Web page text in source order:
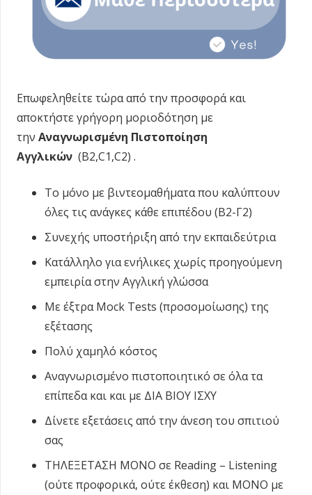
Επωφεληθείτε τώρα από την προσφορά και
αποκτήστε γρήγορη μοριοδότηση με
την Αναγνωρισμένη Πιστοποίηση
Αγγλικών (B2,C1,C2) .
Το μόνο με βιντεομαθήματα που καλύπτουν
όλες τις ανάγκες κάθε επιπέδου (Β2-Γ2)
Συνεχής υποστήριξη από την εκπαιδεύτρια
Κατάλληλο για ενήλικες χωρίς προηγούμενη
εμπειρία στην Αγγλική γλώσσα
Με έξτρα Mock Tests (προσομοίωσης) της
εξέτασης
Πολύ χαμηλό κόστος
Αναγνωρισμένο πιστοποιητικό σε όλα τα
επίπεδα και και με ΔΙΑ ΒΙΟΥ ΙΣΧΥ
Δίνετε εξετάσεις από την άνεση του σπιτιού
σας
ΤΗΛΕΞΕΤΑΣΗ ΜΟΝΟ σε Reading – Listening
(ούτε προφορικά, ούτε έκθεση) και ΜΟΝΟ με